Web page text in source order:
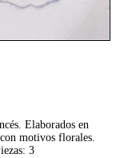
Elaborados en
motivos florales.
3